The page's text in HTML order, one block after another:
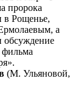
пророка
в Рощенье,
а
обсуждение
фильма
(М. Ульяновой,